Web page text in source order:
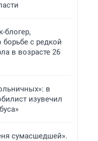
блогер,
с редкой
в возрасте 26
в
изувечил
сумасшедшей».